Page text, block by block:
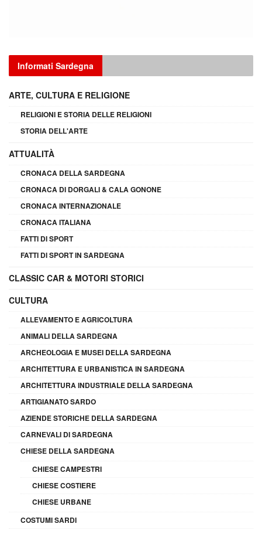
Informati Sardegna
ARTE, CULTURA E RELIGIONE
RELIGIONI E STORIA DELLE RELIGIONI
STORIA DELL'ARTE
ATTUALITÀ
CRONACA DELLA SARDEGNA
CRONACA DI DORGALI & CALA GONONE
CRONACA INTERNAZIONALE
CRONACA ITALIANA
FATTI DI SPORT
FATTI DI SPORT IN SARDEGNA
CLASSIC CAR & MOTORI STORICI
CULTURA
ALLEVAMENTO E AGRICOLTURA
ANIMALI DELLA SARDEGNA
ARCHEOLOGIA E MUSEI DELLA SARDEGNA
ARCHITETTURA E URBANISTICA IN SARDEGNA
ARCHITETTURA INDUSTRIALE DELLA SARDEGNA
ARTIGIANATO SARDO
AZIENDE STORICHE DELLA SARDEGNA
CARNEVALI DI SARDEGNA
CHIESE DELLA SARDEGNA
CHIESE CAMPESTRI
CHIESE COSTIERE
CHIESE URBANE
COSTUMI SARDI